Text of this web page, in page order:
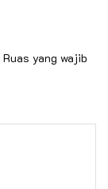
Ruas yang wajib